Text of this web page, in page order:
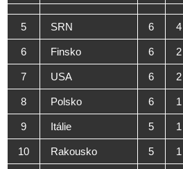
5 SRN 6 4
6 Finsko 6 2
7 USA 6 2
8 Polsko 6 1
9 Itálie 5 1
10 Rakousko 5 1